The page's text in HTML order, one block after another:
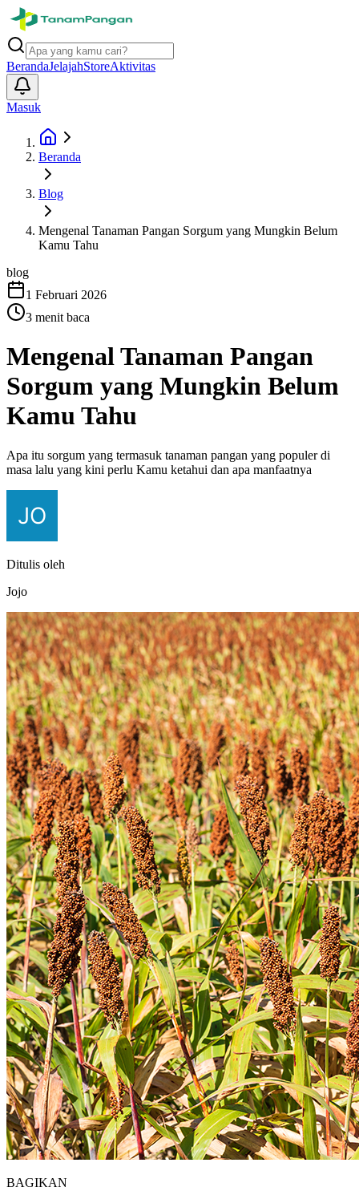
BerandaJelajahStoreAktivitas
Masuk
Beranda
Blog
Mengenal Tanaman Pangan Sorgum yang Mungkin Belum
Kamu Tahu
blog
1 Februari 2026
3 menit baca
Mengenal Tanaman Pangan
Sorgum yang Mungkin Belum
Kamu Tahu
Apa itu sorgum yang termasuk tanaman pangan yang populer di
masa lalu yang kini perlu Kamu ketahui dan apa manfaatnya
Ditulis oleh
Jojo
BAGIKAN